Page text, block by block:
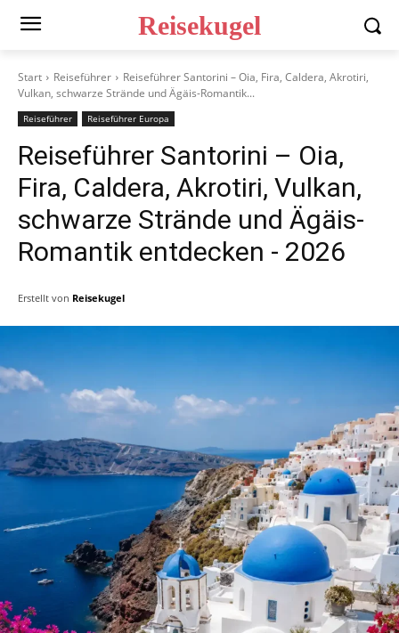
Reisekugel
Start Reiseführer
Reiseführer Santorini – Oia, Fira, Caldera, Akrotiri,
Vulkan, schwarze Strände und Ägäis-Romantik...
Reiseführer Reiseführer Europa
Reiseführer Santorini – Oia,
Fira, Caldera, Akrotiri, Vulkan,
schwarze Strände und Ägäis-
Romantik entdecken - 2026
Erstellt von Reisekugel